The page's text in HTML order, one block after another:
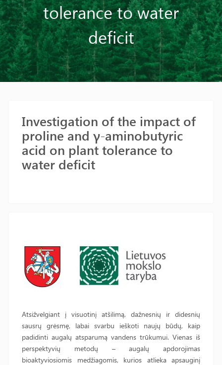
tolerance to water
deficit
Investigation of the impact of
proline and γ-aminobutyric
acid on plant tolerance to
water deficit
Atsižvelgiant į visuotinį atšilimą, dažnesnių ir didesnių
sausrų grėsmę, labai svarbu ieškoti naujų būdų, kaip
padidinti augalų atsparumą vandens trūkumui. Vienas iš
perspektyvių metodų – augalų apdorojimas
bioaktyviosiomis medžiagomis, kurios atlieka apsauginį